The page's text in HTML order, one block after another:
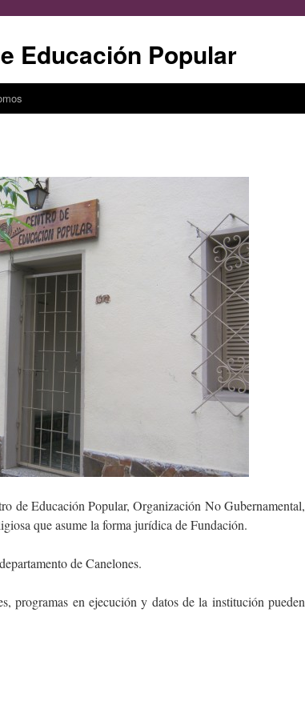
Educación Popular
de Educación Popular, Organización No Gubernamental,
que asume la forma jurídica de Fundación.
de Canelones.
programas en ejecución y datos de la institución pueden